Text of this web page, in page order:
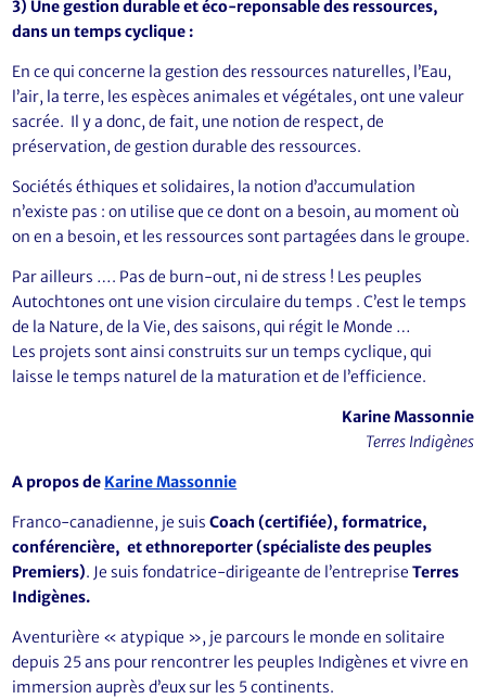
3) Une gestion durable et éco-reponsable des ressources,
dans un temps cyclique :
En ce qui concerne la gestion des ressources naturelles, l’Eau,
l’air, la terre, les espèces animales et végétales, ont une valeur
sacrée. Il y a donc, de fait, une notion de respect, de
préservation, de gestion durable des ressources.
Sociétés éthiques et solidaires, la notion d’accumulation
n’existe pas : on utilise que ce dont on a besoin, au moment où
on en a besoin, et les ressources sont partagées dans le groupe.
Par ailleurs …. Pas de burn-out, ni de stress ! Les peuples
Autochtones ont une vision circulaire du temps . C’est le temps
de la Nature, de la Vie, des saisons, qui régit le Monde …
Les projets sont ainsi construits sur un temps cyclique, qui
laisse le temps naturel de la maturation et de l’efficience.
Karine Massonnie
Terres Indigènes
A propos de Karine Massonnie
Franco-canadienne, je suisCoach (certifiée), formatrice,
conférencière, et ethnoreporter (spécialiste des peuples
Premiers). Je suis fondatrice-dirigeante de l’entrepriseTerres
Indigènes.
Aventurière « atypique », je parcours le monde en solitaire
depuis 25 ans pour rencontrer les peuples Indigènes et vivre en
immersion auprès d’eux sur les 5 continents.